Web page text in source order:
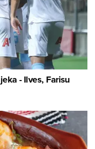
- Ilves, Farisu